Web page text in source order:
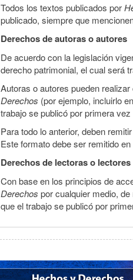
Todos los textos publicados por
publicado, siempre que
Derechos de autoras o autores
De acuerdo con la legislación
derecho patrimonial, el cual
Autoras o autores pueden
Derechos (por ejemplo, incluirlo
trabajo se publicó por primera vez
Para todo lo anterior, deben
Este formato debe ser remitido
Derechos de lectoras o lectores
Con base en los principios de
Derechos por cualquier medio,
que el trabajo se publicó por